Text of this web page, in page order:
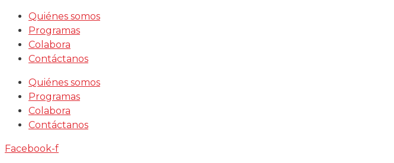
Saltar
contenido
Quiénes somos
Programas
Colabora
Contáctanos
Quiénes somos
Programas
Colabora
Contáctanos
Facebook-f